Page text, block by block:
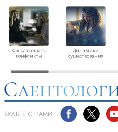
Как разрешать
конфликты
Динамики
существования
БУДЬТЕ С НАМИ